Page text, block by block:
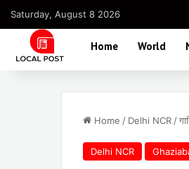
Saturday, August 8 2026
Home World
Home / Delhi NCR /
Delhi NCR